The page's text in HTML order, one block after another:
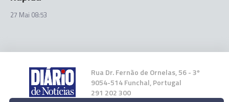
27 Mai 08:53
Rua Dr. Fernão de Ornelas, 56 - 3º
9054-514 Funchal, Portugal
291 202 300